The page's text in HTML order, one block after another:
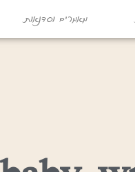
מאמרים וסדנאות